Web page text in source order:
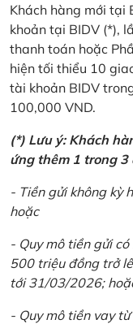
Khách hàng mới tại
khoản tại BIDV (*),
thanh toán hoặc
hiện tối thiểu 10
tài khoản BIDV
100,000 VND.
(*) Lưu ý: Khách
ứng thêm 1 trong 3
- Tiền gửi không kỳ
hoặc
- Quy mô tiền gửi
500 triệu đồng trở
tới 31/03/2026;
- Quy mô tiền vay